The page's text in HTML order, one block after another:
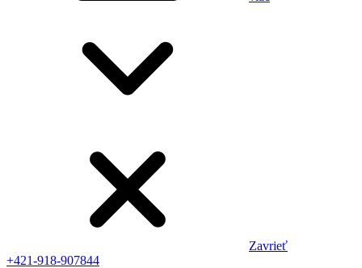
Zavrieť
+421-918-907844